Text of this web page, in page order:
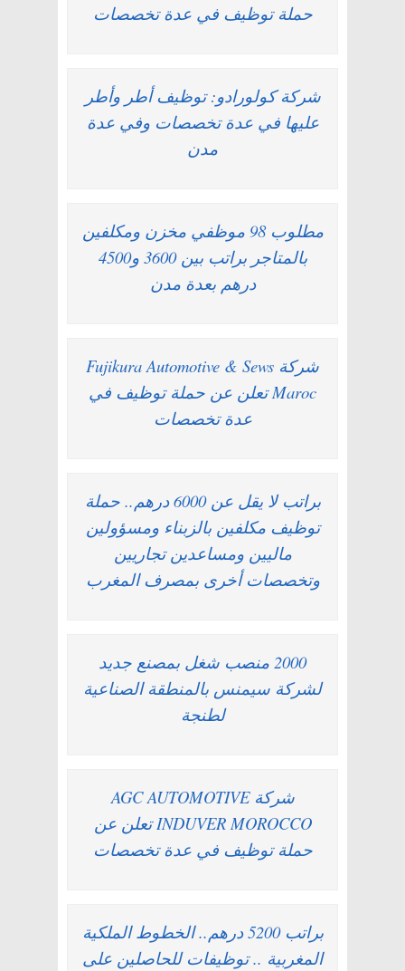
حملة توظيف في عدة تخصصات
شركة كولورادو: توظيف أطر وأطر
عليها في عدة تخصصات وفي عدة
مدن
مطلوب 98 موظفي مخزن ومكلفين
بالمتاجر براتب بين 3600 و4500
درهم بعدة مدن
شركة Fujikura Automotive & Sews
Maroc تعلن عن حملة توظيف في
عدة تخصصات
براتب لا يقل عن 6000 درهم.. حملة
توظيف مكلفين بالزبناء ومسؤولين
ماليين ومساعدين تجاريين
وتخصصات أخرى بمصرف المغرب
2000 منصب شغل بمصنع جديد
لشركة سيمنس بالمنطقة الصناعية
لطنجة
شركة AGC AUTOMOTIVE
INDUVER MOROCCO تعلن عن
حملة توظيف في عدة تخصصات
براتب 5200 درهم.. الخطوط الملكية
المغربية .. توظيفات للحاصلين على